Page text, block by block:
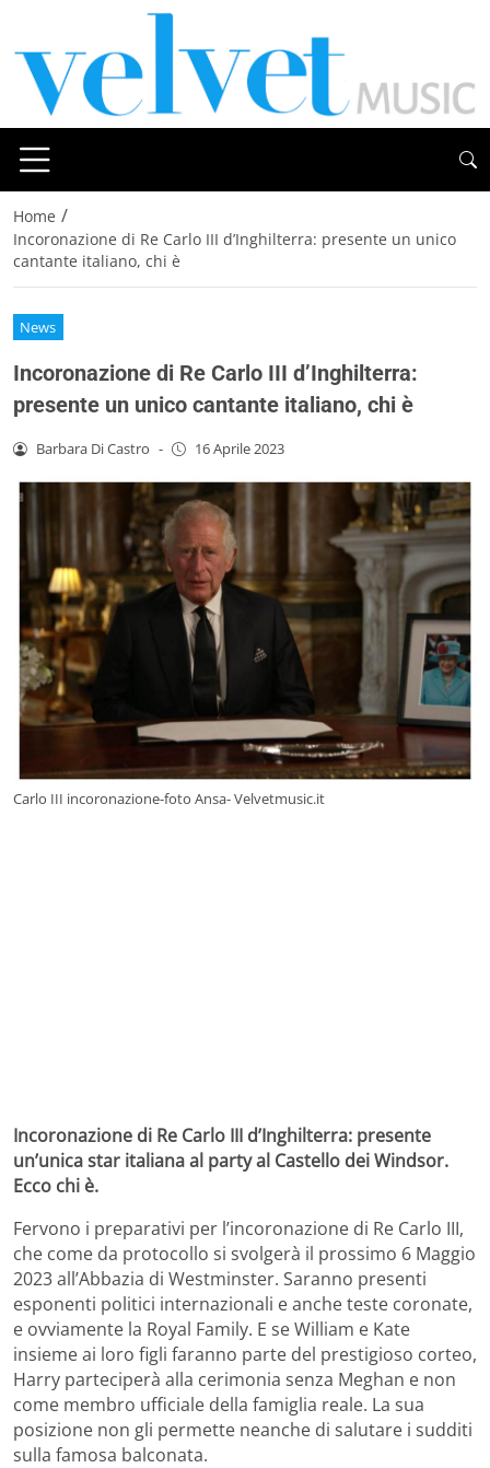
Home /
Incoronazione di Re Carlo III d’Inghilterra: presente un unico
cantante italiano, chi è
News
Incoronazione di Re Carlo III d’Inghilterra:
presente un unico cantante italiano, chi è
Barbara Di Castro - 16 Aprile 2023
Carlo III incoronazione-foto Ansa- Velvetmusic.it
Incoronazione di Re Carlo III d’Inghilterra: presente
un’unica star italiana al party al Castello dei Windsor.
Ecco chi è.
Fervono i preparativi per l’incoronazione di Re Carlo III,
che come da protocollo si svolgerà il prossimo 6 Maggio
2023 all’Abbazia di Westminster. Saranno presenti
esponenti politici internazionali e anche teste coronate,
e ovviamente la Royal Family. E se William e Kate
insieme ai loro figli faranno parte del prestigioso corteo,
Harry parteciperà alla cerimonia senza Meghan e non
come membro ufficiale della famiglia reale. La sua
posizione non gli permette neanche di salutare i sudditi
sulla famosa balconata.